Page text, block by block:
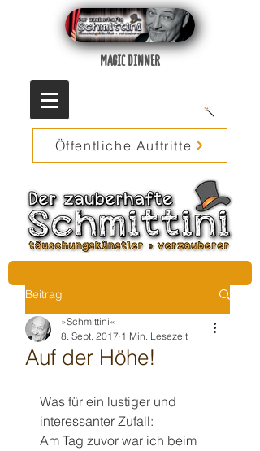
MAGIC DINNER
Öffentliche Auftritte
Beitrag
Auf der Höhe!
»Schmittini«
8. Sept. 2017 1 Min. Lesezeit
Was für ein lustiger und
interessanter Zufall:
Am Tag zuvor war ich beim